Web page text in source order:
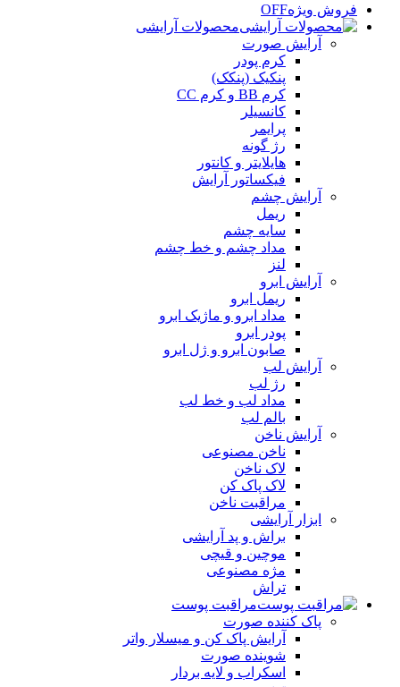
فروش ویژهOFF
محصولات آرایشی
آرایش صورت
کرم پودر
پنکیک (پنکک)
کرم BB و کرم CC
کانسیلر
پرایمر
رژ گونه
هایلایتر و کانتور
فیکساتور آرایش
آرایش چشم
ریمل
سایه چشم
مداد چشم و خط چشم
لنز
آرایش ابرو
ریمل ابرو
مداد ابرو و ماژیک ابرو
پودر ابرو
صابون ابرو و ژل ابرو
آرایش لب
رژ لب
مداد لب و خط لب
بالم لب
آرایش ناخن
ناخن مصنوعی
لاک ناخن
لاک پاک کن
مراقبت ناخن
ابزار آرایشی
براش و پد آرایشی
موچین و قیچی
مژه مصنوعی
تراش
مراقبت پوست
پاک کننده صورت
آرايش پاک کن و ميسلار واتر
شوينده صورت
اسکراب و لايه بردار